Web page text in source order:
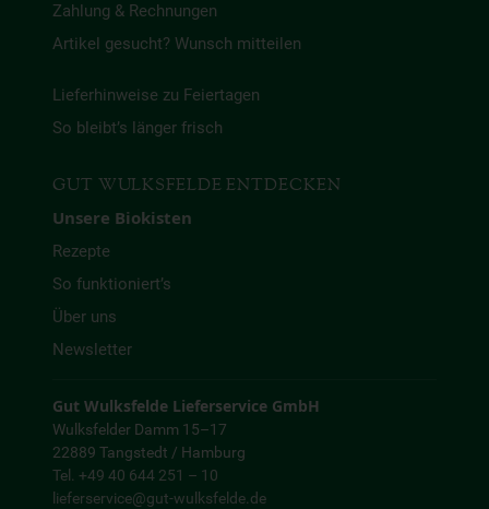
Zahlung & Rechnungen
Artikel gesucht? Wunsch mitteilen
Lieferhinweise zu Feiertagen
So bleibt’s länger frisch
GUT WULKSFELDE ENTDECKEN
Unsere Biokisten
Rezepte
So funktioniert’s
Über uns
Newsletter
Gut Wulksfelde Lieferservice GmbH
Wulksfelder Damm 15–17
22889 Tangstedt / Hamburg
Tel. +49 40 644 251 – 10
lieferservice@gut-wulksfelde.de